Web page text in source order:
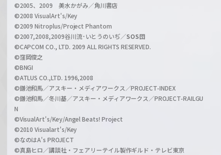
n
l
©2005、2009 美水かがみ／角川書店
©2008 VisualArt's/Key
©2009 Nitroplus/Project Phantom
©2007,2008,2009谷川流･いとうのいぢ／SOS団
©CAPCOM CO., LTD. 2009 ALL RIGHTS RESERVED.
©窪岡俊之
©BNGI
©ATLUS CO.,LTD. 1996,2008
©鎌池和馬／アスキー・メディアワークス／PROJECT-INDEX
©鎌池和馬／冬川基／アスキー・メディアワークス／PROJECT-RAILGU
N
©VisualArt's/Key/Angel Beats! Project
©2010 Visualart's/Key
©なのはA's PROJECT
©真島ヒロ／講談社・フェアリーテイル製作ギルド・テレビ東京